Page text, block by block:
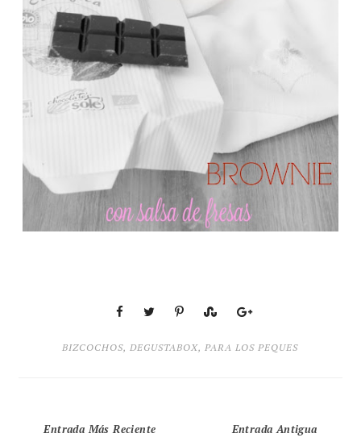
BIZCOCHOS,DEGUSTABOX,PARA LOS PEQUES
Entrada Más Reciente Entrada Antigua